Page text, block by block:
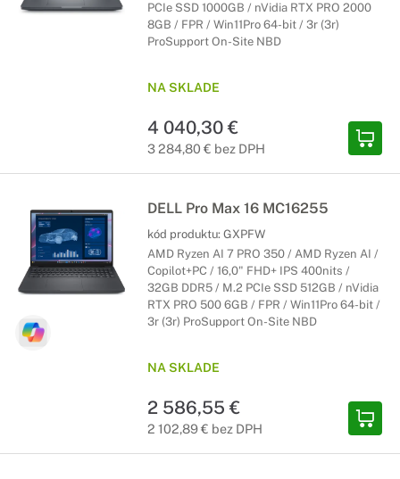
PCIe SSD 1000GB / nVidia RTX PRO 2000
8GB / FPR / Win11Pro 64-bit / 3r (3r)
ProSupport On-Site NBD
NA SKLADE
4 040,30 €
3 284,80 € bez DPH
DELL Pro Max 16 MC16255
kód produktu: GXPFW
AMD Ryzen AI 7 PRO 350 / AMD Ryzen AI /
Copilot+PC / 16,0" FHD+ IPS 400nits /
32GB DDR5 / M.2 PCIe SSD 512GB / nVidia
RTX PRO 500 6GB / FPR / Win11Pro 64-bit /
3r (3r) ProSupport On-Site NBD
NA SKLADE
2 586,55 €
2 102,89 € bez DPH